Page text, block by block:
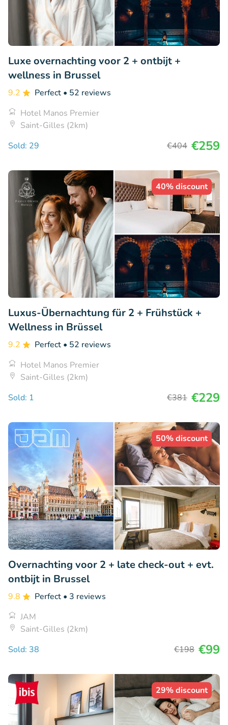
Luxe overnachting voor 2 + ontbijt +
wellness in Brussel
9.2 Perfect • 52 reviews
Hotel Manos Premier
Saint-Gilles (2km)
Sold: 29
€404 €259
40% discount
Luxus-Übernachtung für 2 + Frühstück +
Wellness in Brüssel
9.2 Perfect • 52 reviews
Hotel Manos Premier
Saint-Gilles (2km)
Sold: 1
€381 €229
50% discount
Overnachting voor 2 + late check-out + evt.
ontbijt in Brussel
9.8 Perfect • 3 reviews
JAM
Saint-Gilles (2km)
Sold: 38
€198 €99
29% discount